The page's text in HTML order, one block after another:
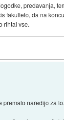
predavanja,
fakulteto, da na
rihtal vse.
premalo naredijo za to.